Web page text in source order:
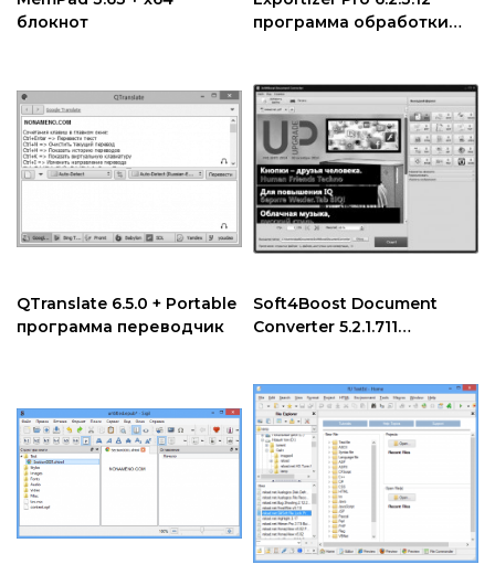
Интернет и сеть
Мультимедиа
Образование
Другие ОС
Игры
блокнот
программа обработки
QTranslate 6.5.0 + Portable
программа переводчик
Soft4Boost Document
Converter 5.2.1.711
документов
Другие ОС
Игры